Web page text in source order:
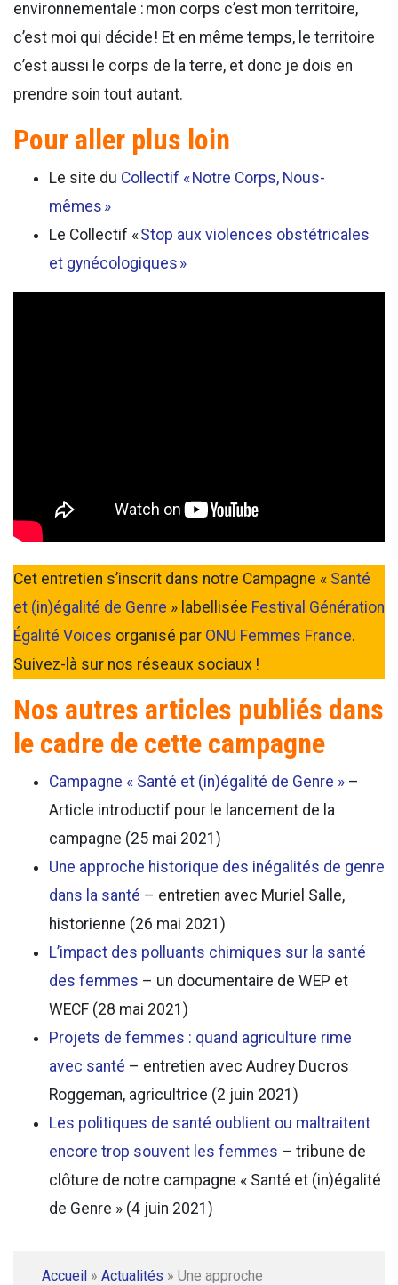
environnementale : mon corps c’est mon territoire,
c’est moi qui décide ! Et en même temps, le territoire
c’est aussi le corps de la terre, et donc je dois en
prendre soin tout autant.
Pour aller plus loin
Le site du Collectif « Notre Corps, Nous-
mêmes »
Le Collectif «Stop aux violences obstétricales
et gynécologiques »
Cet entretien s’inscrit dans notre Campagne « Santé
et (in)égalité de Genre » labellisée Festival Génération
Égalité Voices organisé par ONU Femmes France.
Suivez-là sur nos réseaux sociaux !
Nos autres articles publiés dans
le cadre de cette campagne
Campagne « Santé et (in)égalité de Genre » –
Article introductif pour le lancement de la
campagne (25 mai 2021)
Une approche historique des inégalités de genre
dans la santé – entretien avec Muriel Salle,
historienne (26 mai 2021)
L’impact des polluants chimiques sur la santé
des femmes – un documentaire de WEP et
WECF (28 mai 2021)
Projets de femmes : quand agriculture rime
avec santé – entretien avec Audrey Ducros
Roggeman, agricultrice (2 juin 2021)
Les politiques de santé oublient ou maltraitent
encore trop souvent les femmes – tribune de
clôture de notre campagne « Santé et (in)égalité
de Genre » (4 juin 2021)
Accueil » Actualités » Une approche